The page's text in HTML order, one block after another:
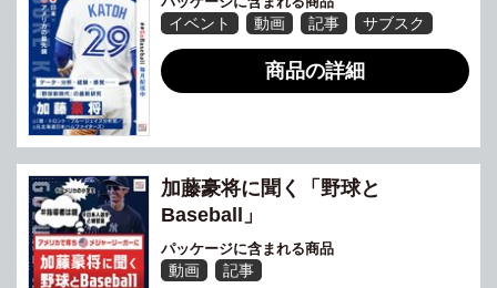
イベント 動画 記事 サブスク
商品の詳細
加藤豪将に聞く「野球と
Baseball」
パッケージに含まれる商品
動画 記事